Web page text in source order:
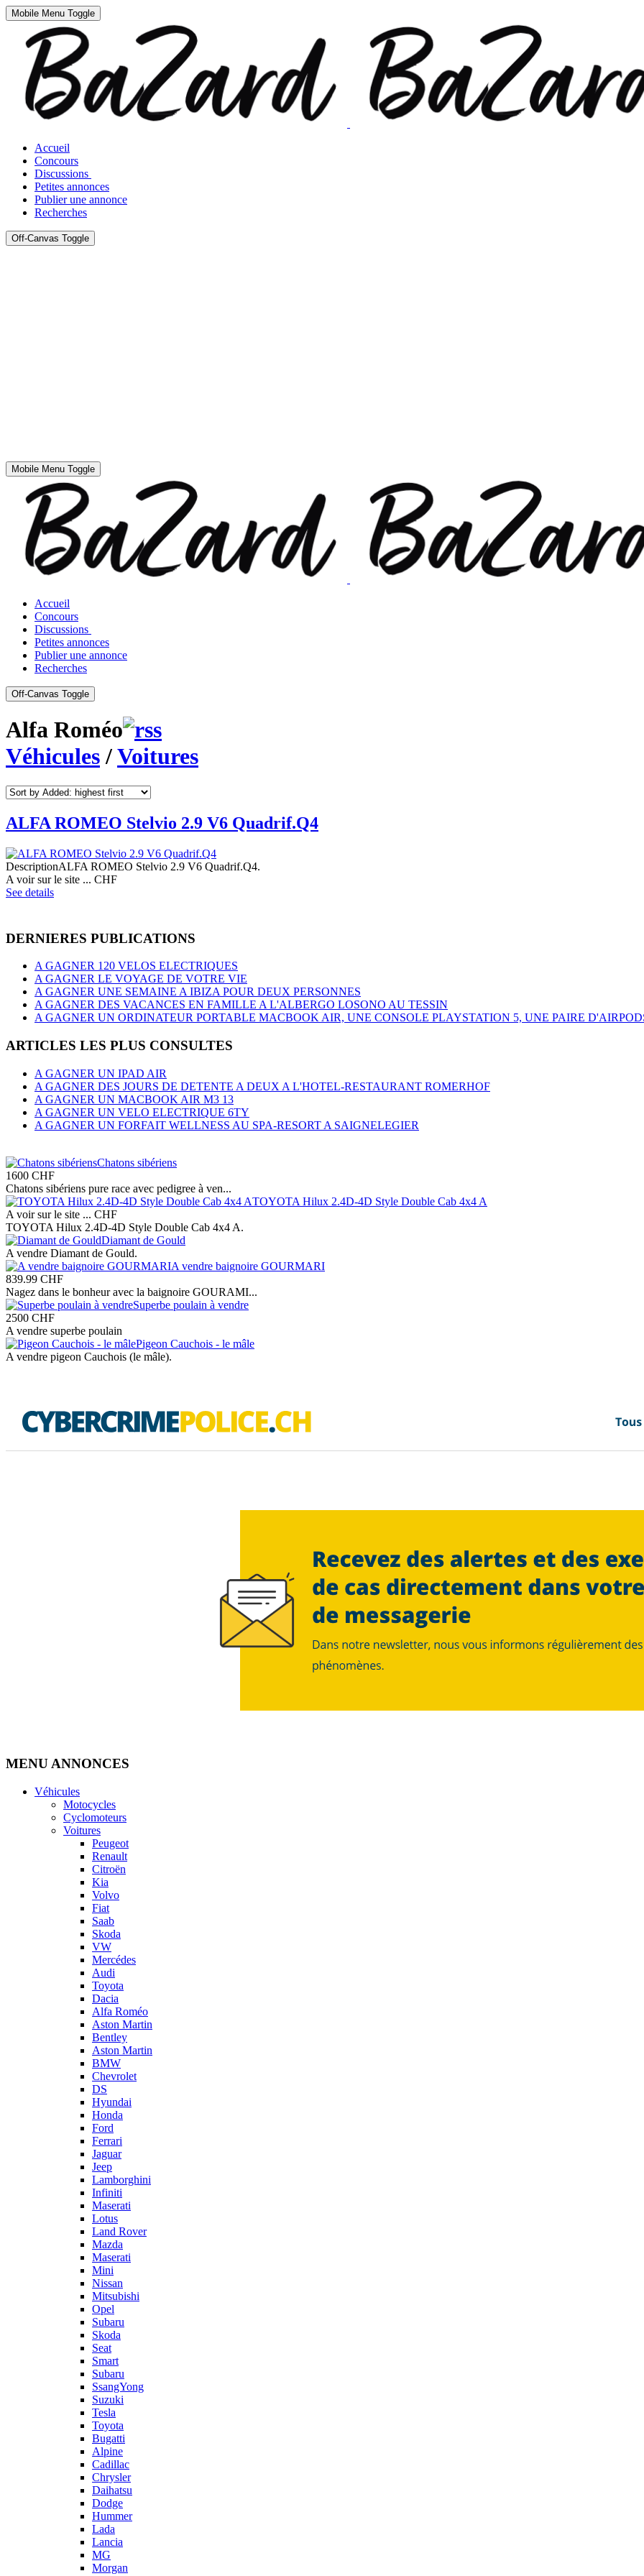
Mobile Menu Toggle
Accueil
Concours
Discussions
Petites annonces
Publier une annonce
Recherches
Off-Canvas Toggle
Mobile Menu Toggle
Accueil
Concours
Discussions
Petites annonces
Publier une annonce
Recherches
Off-Canvas Toggle
Alfa Roméo
Véhicules/Voitures
ALFA ROMEO Stelvio 2.9 V6 Quadrif.Q4
DescriptionALFA ROMEO Stelvio 2.9 V6 Quadrif.Q4.
A voir sur le site ... CHF
See details
DERNIERES PUBLICATIONS
A GAGNER 120 VELOS ELECTRIQUES
A GAGNER LE VOYAGE DE VOTRE VIE
A GAGNER UNE SEMAINE A IBIZA POUR DEUX PERSONNES
A GAGNER DES VACANCES EN FAMILLE A L'ALBERGO LOSONO AU TESSIN
A GAGNER UN ORDINATEUR PORTABLE MACBOOK AIR, UNE CONSOLE PLAYSTATION 5, UNE PAIRE
ARTICLES LES PLUS CONSULTES
A GAGNER UN IPAD AIR
A GAGNER DES JOURS DE DETENTE A DEUX A L'HOTEL-RESTAURANT ROMERHOF
A GAGNER UN MACBOOK AIR M3 13
A GAGNER UN VELO ELECTRIQUE 6TY
A GAGNER UN FORFAIT WELLNESS AU SPA-RESORT A SAIGNELEGIER
Chatons sibériens
1600 CHF
Chatons sibériens pure race avec pedigree à ven...
TOYOTA Hilux 2.4D-4D Style Double Cab 4x4 A
A voir sur le site ... CHF
TOYOTA Hilux 2.4D-4D Style Double Cab 4x4 A.
Diamant de Gould
A vendre Diamant de Gould.
A vendre baignoire GOURMARI
839.99 CHF
Nagez dans le bonheur avec la baignoire GOURAMI...
Superbe poulain à vendre
2500 CHF
A vendre superbe poulain
Pigeon Cauchois - le mâle
A vendre pigeon Cauchois (le mâle).
MENU ANNONCES
Véhicules
Motocycles
Cyclomoteurs
Voitures
Peugeot
Renault
Citroën
Kia
Volvo
Fiat
Saab
Skoda
VW
Mercédes
Audi
Toyota
Dacia
Alfa Roméo
Aston Martin
Bentley
Aston Martin
BMW
Chevrolet
DS
Hyundai
Honda
Ford
Ferrari
Jaguar
Jeep
Lamborghini
Infiniti
Maserati
Lotus
Land Rover
Mazda
Maserati
Mini
Nissan
Mitsubishi
Opel
Subaru
Skoda
Seat
Smart
Subaru
SsangYong
Suzuki
Tesla
Toyota
Bugatti
Alpine
Cadillac
Chrysler
Daihatsu
Dodge
Hummer
Lada
Lancia
MG
Morgan